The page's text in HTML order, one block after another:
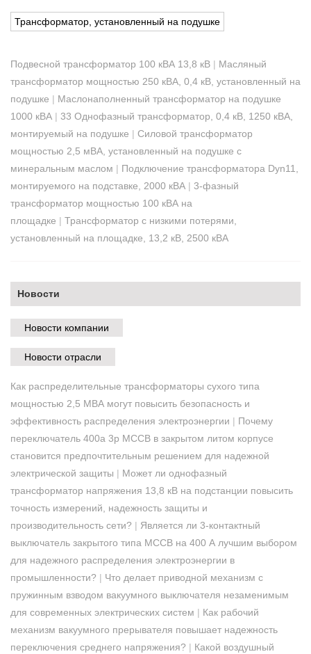
Трансформатор, установленный на подушке
Подвесной трансформатор 100 кВА 13,8 кВ | Масляный
трансформатор мощностью 250 кВА, 0,4 кВ, установленный на
подушке | Маслонаполненный трансформатор на подушке
1000 кВА | 33 Однофазный трансформатор, 0,4 кВ, 1250 кВА,
монтируемый на подушке | Силовой трансформатор
мощностью 2,5 мВА, установленный на подушке с
минеральным маслом | Подключение трансформатора Dyn11,
монтируемого на подставке, 2000 кВА | 3-фазный
трансформатор мощностью 100 кВА на
площадке | Трансформатор с низкими потерями,
установленный на площадке, 13,2 кВ, 2500 кВА
Новости
Новости компании
Новости отрасли
Как распределительные трансформаторы сухого типа
мощностью 2,5 МВА могут повысить безопасность и
эффективность распределения электроэнергии | Почему
переключатель 400a 3p MCCB в закрытом литом корпусе
становится предпочтительным решением для надежной
электрической защиты | Может ли однофазный
трансформатор напряжения 13,8 кВ на подстанции повысить
точность измерений, надежность защиты и
производительность сети? | Является ли 3-контактный
выключатель закрытого типа MCCB на 400 А лучшим выбором
для надежного распределения электроэнергии в
промышленности? | Что делает приводной механизм с
пружинным взводом вакуумного выключателя незаменимым
для современных электрических систем | Как рабочий
механизм вакуумного прерывателя повышает надежность
переключения среднего напряжения? | Какой воздушный